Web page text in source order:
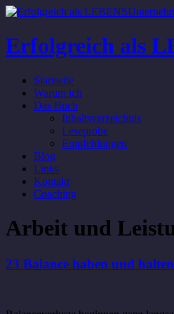
Erfolgreich als
Startseite
Warum ich
Das Buch
Inhaltsverzeichnis
Leseprobe
Empfehlungen
Blog
Links
Kontakt
Coaching
Arbeit und
23 Balance haben und